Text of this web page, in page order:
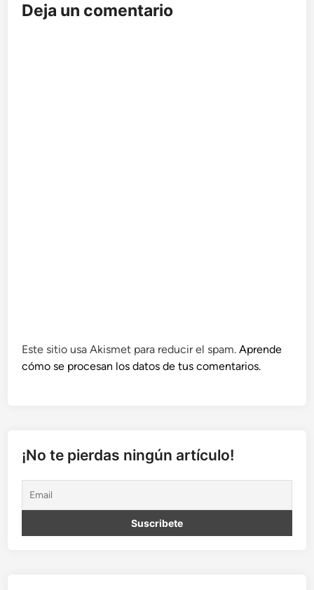
Deja un comentario
Este sitio usa Akismet para reducir el spam.Aprende
cómo se procesan los datos de tus comentarios.
¡No te pierdas ningún artículo!